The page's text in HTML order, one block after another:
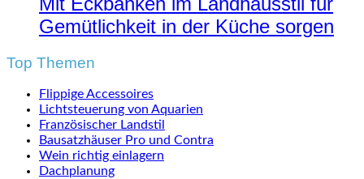
Gemütlichkeit in der Küche sorgen
Top Themen
Flippige Accessoires
Lichtsteuerung von Aquarien
Französischer Landstil
Bausatzhäuser Pro und Contra
Wein richtig einlagern
Dachplanung